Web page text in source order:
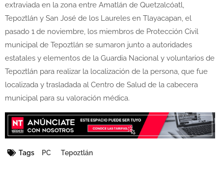
extraviada en la zona entre Amatlán de Quetzalcóatl,
Tepoztlán y San José de los Laureles en Tlayacapan, el
pasado 1 de noviembre, los miembros de Protección Civil
municipal de Tepoztlán se sumaron junto a autoridades
estatales y elementos de la Guardia Nacional y voluntarios de
Tepoztlán para realizar la localización de la persona, que fue
localizada y trasladada al Centro de Salud de la cabecera
municipal para su valoración médica.
Tags PC Tepoztlán